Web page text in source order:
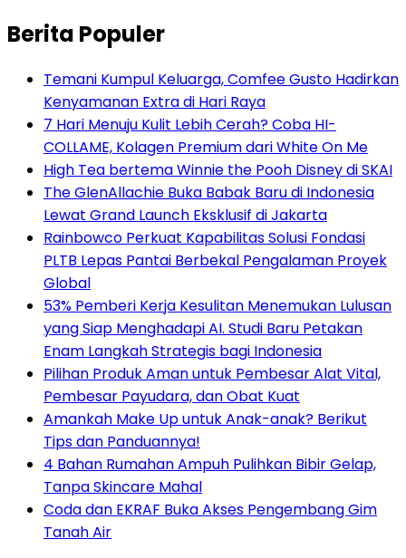
Berita Populer
Temani Kumpul Keluarga, Comfee Gusto Hadirkan
Kenyamanan Extra di Hari Raya
7 Hari Menuju Kulit Lebih Cerah? Coba HI-
COLLAME, Kolagen Premium dari White On Me
High Tea bertema Winnie the Pooh Disney di SKAI
The GlenAllachie Buka Babak Baru di Indonesia
Lewat Grand Launch Eksklusif di Jakarta
Rainbowco Perkuat Kapabilitas Solusi Fondasi
PLTB Lepas Pantai Berbekal Pengalaman Proyek
Global
53% Pemberi Kerja Kesulitan Menemukan Lulusan
yang Siap Menghadapi AI. Studi Baru Petakan
Enam Langkah Strategis bagi Indonesia
Pilihan Produk Aman untuk Pembesar Alat Vital,
Pembesar Payudara, dan Obat Kuat
Amankah Make Up untuk Anak-anak? Berikut
Tips dan Panduannya!
4 Bahan Rumahan Ampuh Pulihkan Bibir Gelap,
Tanpa Skincare Mahal
Coda dan EKRAF Buka Akses Pengembang Gim
Tanah Air